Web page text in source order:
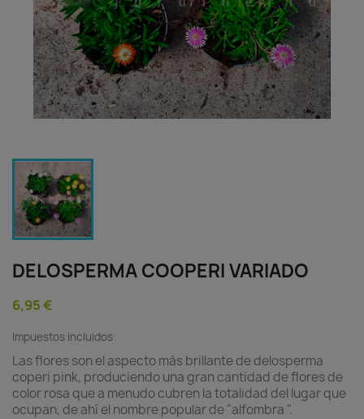
DELOSPERMA COOPERI VARIADO
6,95 €
Impuestos incluidos
Las flores son el aspecto más brillante de delosperma
coperi pink, produciendo una gran cantidad de flores de
color rosa que a menudo cubren la totalidad del lugar que
ocupan, de ahí el nombre popular de "alfombra ".